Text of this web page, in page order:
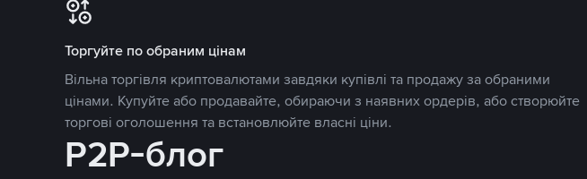
Торгуйте по обраним цінам
Вільна торгівля криптовалютами завдяки купівлі та продажу за обраними
цінами. Купуйте або продавайте, обираючи з наявних ордерів, або створюйте
торгові оголошення та встановлюйте власні ціни.
P2P-блог